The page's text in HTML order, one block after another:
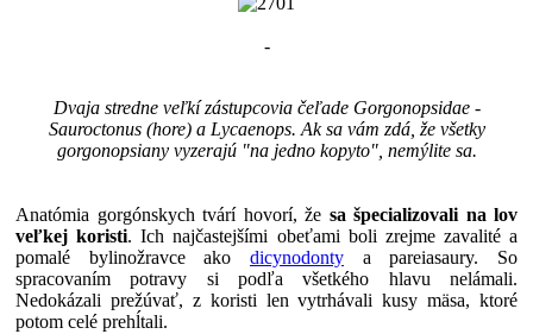
-
Dvaja stredne veľkí zástupcovia čeľade Gorgonopsidae -
Sauroctonus (hore) a Lycaenops. Ak sa vám zdá, že všetky
gorgonopsiany vyzerajú "na jedno kopyto", nemýlite sa.
Anatómia gorgónskych tvárí hovorí, že sa špecializovali na lov
veľkej koristi. Ich najčastejšími obeťami boli zrejme zavalité a
pomalé bylinožravce ako dicynodonty a pareiasaury. So
spracovaním potravy si podľa všetkého hlavu nelámali.
Nedokázali prežúvať, z koristi len vytrhávali kusy mäsa, ktoré
potom celé prehĺtali.